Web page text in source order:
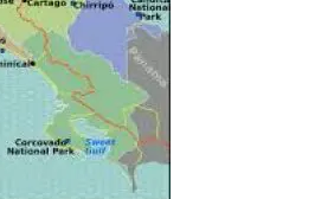
Térraba, Quitirrisí, Grupo La
San Vicente de Nicoya, Alto Rey,
Burica, comunida gobe, Grupo
Rey Curré, Grupo Camino Ngöbe,
Bajo Chirripó.
précolombiensitué dans le
José possède une riche collection
relatant toute l´histoire